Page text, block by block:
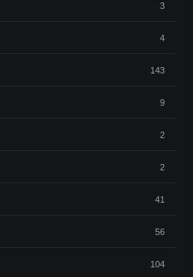
3
4
143
9
2
2
41
56
104